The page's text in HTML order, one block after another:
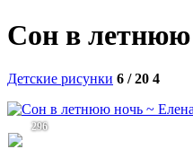
Сон в
Детские рисунки 6 / 20 4
296